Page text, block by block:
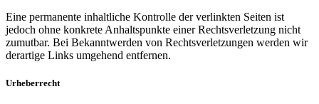
Eine permanente inhaltliche Kontrolle der verlinkten Seiten ist
jedoch ohne konkrete Anhaltspunkte einer Rechtsverletzung nicht
zumutbar. Bei Bekanntwerden von Rechtsverletzungen werden wir
derartige Links umgehend entfernen.
Urheberrecht